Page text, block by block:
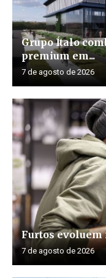
Grupo Ítalo
premium em...
7 de agosto de 2026
Furtos
7 de agosto de 2026